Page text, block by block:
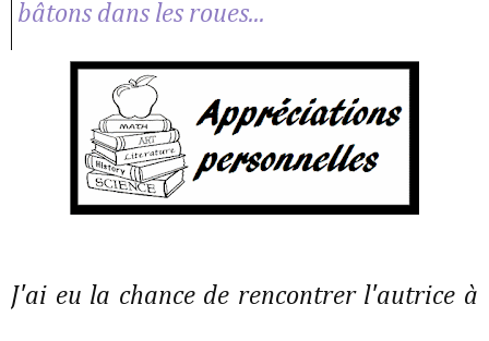
bâtons dans les roues...
J'ai eu la chance de rencontrer l'autrice à